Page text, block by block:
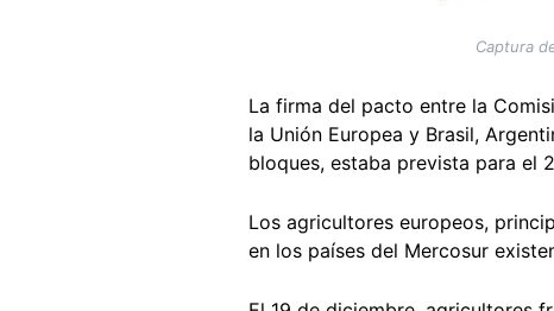
Captura
La firma del pacto entre la
la Unión Europea y Brasil,
bloques, estaba prevista para el
Los agricultores europeos,
en los países del Mercosur